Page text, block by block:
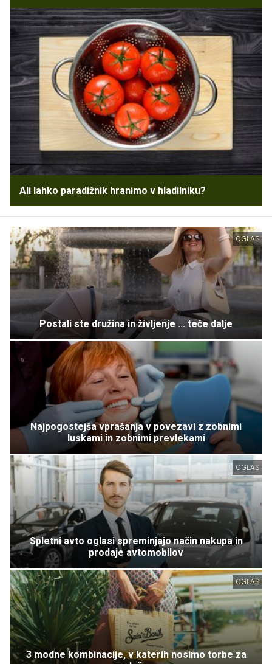
Ali lahko paradižnik hranimo v hladilniku?
OGLAS
Postali ste družina in življenje ... teče dalje
Najpogostejša vprašanja v povezavi z zobnimi
luskami in zobnimi prevlekami
OGLAS
Spletni avto oglasi spreminjajo način nakupa in
prodaje avtomobilov
OGLAS
3 modne kombinacije, v katerih nosimo torbe za